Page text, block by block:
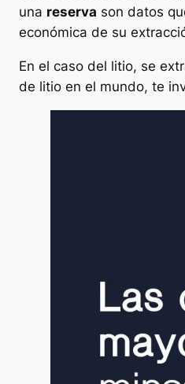
una reserva son datos
económica de su
En el caso del litio, se
de litio en el mundo, te